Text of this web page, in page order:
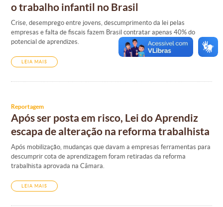
o trabalho infantil no Brasil
Crise, desemprego entre jovens, descumprimento da lei pelas
empresas e falta de fiscais fazem Brasil contratar apenas 40% do
potencial de aprendizes.
LEIA MAIS
Reportagem
Após ser posta em risco, Lei do Aprendiz
escapa de alteração na reforma trabalhista
Após mobilização, mudanças que davam a empresas ferramentas para
descumprir cota de aprendizagem foram retiradas da reforma
trabalhista aprovada na Câmara.
LEIA MAIS